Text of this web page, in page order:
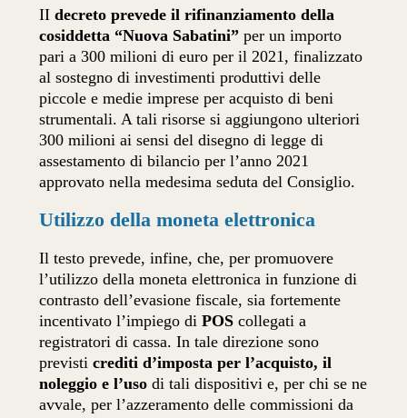
IIdecreto prevede il rifinanziamento della
cosiddetta “Nuova Sabatini” per un importo
pari a 300 milioni di euro per il 2021, finalizzato
al sostegno di investimenti produttivi delle
piccole e medie imprese per acquisto di beni
strumentali. A tali risorse si aggiungono ulteriori
300 milioni ai sensi del disegno di legge di
assestamento di bilancio per l’anno 2021
approvato nella medesima seduta del Consiglio.
Utilizzo della moneta elettronica
Il testo prevede, infine, che, per promuovere
l’utilizzo della moneta elettronica in funzione di
contrasto dell’evasione fiscale, sia fortemente
incentivato l’impiego diPOS collegati a
registratori di cassa. In tale direzione sono
previsticrediti d’imposta per l’acquisto, il
noleggio e l’uso di tali dispositivi e, per chi se ne
avvale, per l’azzeramento delle commissioni da